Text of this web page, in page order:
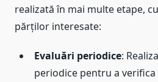
realizată în mai multe etape,
părților interesate:
Evaluări periodice:
periodice pentru a